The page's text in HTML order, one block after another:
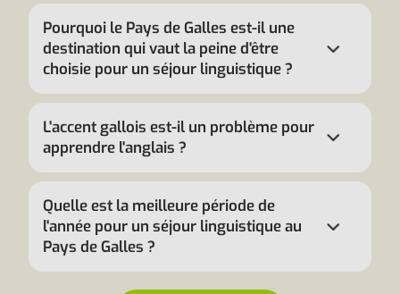
Pourquoi le Pays de Galles est-il une
destination qui vaut la peine d'être
choisie pour un séjour linguistique ?
L'accent gallois est-il un problème pour
apprendre l'anglais ?
Quelle est la meilleure période de
l'année pour un séjour linguistique au
Pays de Galles ?